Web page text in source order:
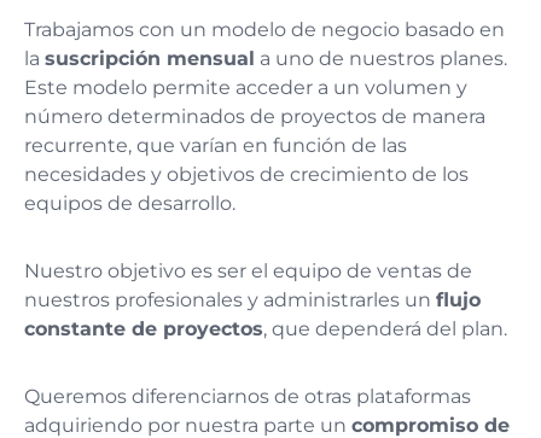
Trabajamos con un modelo de negocio basado en
la suscripción mensual a uno de nuestros planes.
Este modelo permite acceder a un volumen y
número determinados de proyectos de manera
recurrente, que varían en función de las
necesidades y objetivos de crecimiento de los
equipos de desarrollo.
Nuestro objetivo es ser el equipo de ventas de
nuestros profesionales y administrarles un flujo
constante de proyectos, que dependerá del plan.
Queremos diferenciarnos de otras plataformas
adquiriendo por nuestra parte un compromiso de